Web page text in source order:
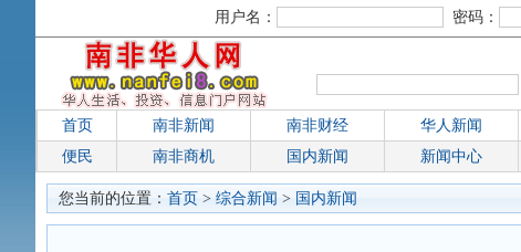
用户名： 密码：
首页 南非新闻 南非财经 华人新闻
便民
南非商机 国内新闻 新闻中心
您当前的位置： 首页 > 综合新闻 > 国内新闻